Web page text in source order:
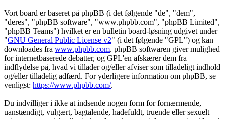
Vort board er baseret på phpBB (i det følgende "de", "dem",
"deres", "phpBB software", "www.phpbb.com", "phpBB Limited",
"phpBB Teams") hvilket er en bulletin board-løsning udgivet under
"GNU General Public License v2" (i det følgende "GPL") og kan
downloades fra www.phpbb.com. phpBB softwaren giver mulighed
for internetbaserede debatter, og GPL'en afskærer dem fra
indflydelse på, hvad vi tillader og/eller afviser som tilladeligt indhold
og/eller tilladelig adfærd. For yderligere information om phpBB, se
venligst: https://www.phpbb.com/.
Du indvilliger i ikke at indsende nogen form for fornærmende,
uanstændigt, vulgært, bagtalende, hadefuldt, truende eller sexuelt